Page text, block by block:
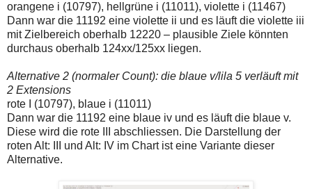
orangene i (10797), hellgrüne i (11011), violette i (11467)
Dann war die 11192 eine violette ii und es läuft die violette iii
mit Zielbereich oberhalb 12220 – plausible Ziele könnten
durchaus oberhalb 124xx/125xx liegen.
Alternative 2 (normaler Count): die blaue v/lila 5 verläuft mit
2 Extensions
rote I (10797), blaue i (11011)
Dann war die 11192 eine blaue iv und es läuft die blaue v.
Diese wird die rote III abschliessen. Die Darstellung der
roten Alt: III und Alt: IV im Chart ist eine Variante dieser
Alternative.